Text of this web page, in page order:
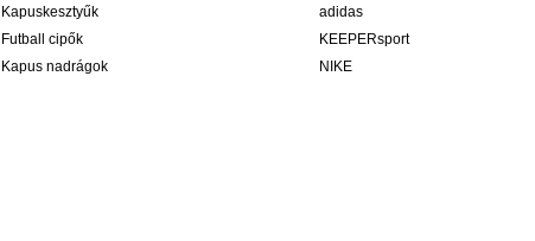
Kapuskesztyűk
Futball cipők
Kapus nadrágok
adidas
KEEPERsport
NIKE